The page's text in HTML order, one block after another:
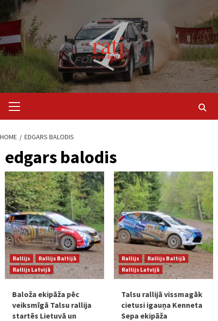
content
Menu
HOME EDGARS BALODIS
edgars balodis
Rallijs
Rallijs Baltijā
Rallijs Latvijā
Baloža ekipāža pēc
veiksmīgā Talsu rallija
startēs Lietuvā un
Rallijs
Rallijs Baltijā
Rallijs Latvijā
Talsu rallijā vissmagāk
cietusi igauņa Kenneta
Sepa ekipāža